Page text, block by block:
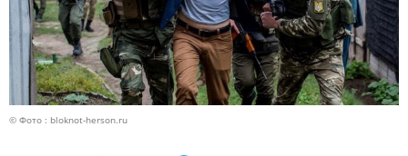
© Фото : bloknot-herson.ru